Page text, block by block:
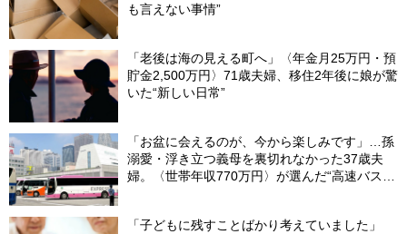
も言えない事情”
「老後は海の見える町へ」〈年金月25万円・預
貯金2,500万円〉71歳夫婦、移住2年後に娘が驚
いた“新しい日常”
「お盆に会えるのが、今から楽しみです」…孫
溺愛・浮き立つ義母を裏切れなかった37歳夫
婦。〈世帯年収770万円〉が選んだ“高速バス帰
「子どもに残すことばかり考えていました」